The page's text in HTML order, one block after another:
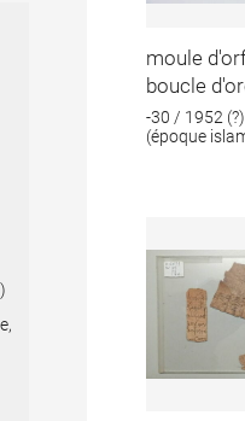
moule
boucle
-30 / 1952 (?)
(époque